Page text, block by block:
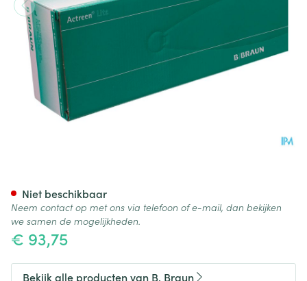
€ 93,75
Niet beschikbaar
Neem contact op met ons via telefoon of e-mail, dan bekijken
we samen de mogelijkheden.
Bekijk alle producten van B. Braun